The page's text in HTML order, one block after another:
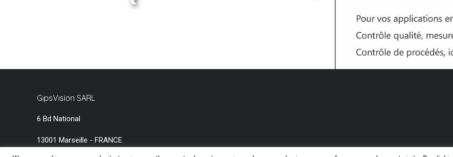
GipsVision SARL
6 Bd National
13001 Marseille - FRANCE